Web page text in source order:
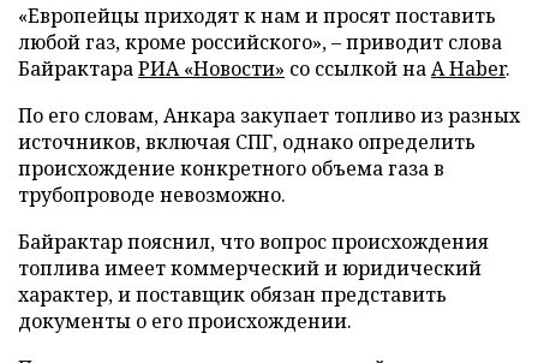
«Европейцы приходят к нам и просят поставить
любой газ, кроме российского», – приводит слова
БайрактараРИА «Новости» со ссылкой наA Haber.
По его словам, Анкара закупает топливо из разных
источников, включая СПГ, однако определить
происхождение конкретного объема газа в
трубопроводе невозможно.
Байрактар пояснил, что вопрос происхождения
топлива имеет коммерческий и юридический
характер, и поставщик обязан представить
документы о его происхождении.